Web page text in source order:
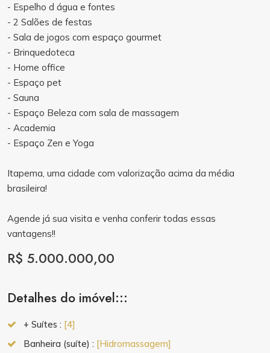
- Espelho d água e fontes
- 2 Salões de festas
- Sala de jogos com espaço gourmet
- Brinquedoteca
- Home office
- Espaço pet
- Sauna
- Espaço Beleza com sala de massagem
- Academia
- Espaço Zen e Yoga
Itapema, uma cidade com valorização acima da média
brasileira!
Agende já sua visita e venha conferir todas essas
vantagens!!
R$ 5.000.000,00
Detalhes do imóvel:::
+ Suítes : [4]
Banheira (suíte) : [Hidromassagem]